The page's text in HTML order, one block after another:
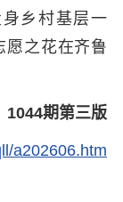
乡村基层一
愿之花在齐鲁
期第三版
a202606.htm